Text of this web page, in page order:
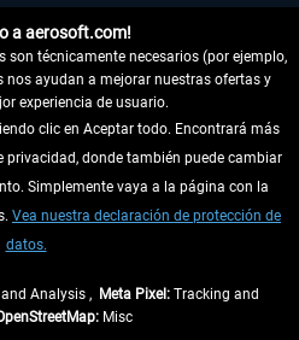
a aerosoft.com!
son técnicamente necesarios (por ejemplo,
nos ayudan a mejorar nuestras ofertas y
experiencia de usuario.
clic en Aceptar todo. Encontrará más
donde también puede cambiar
Simplemente vaya a la página con la
Vea nuestra declaración de protección de
datos.
Analysis , Meta Pixel: Tracking and
Misc